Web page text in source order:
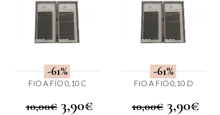
-61%
FIO A FIO 0,10 C
10,00€ 3,90€
-61%
FIO A FIO 0,10 D
10,00€ 3,90€